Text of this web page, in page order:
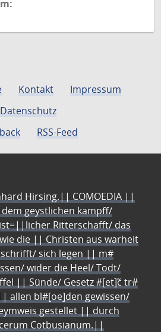
Kontakt
Impressum
Datenschutz
RSS-Feed
Hirsing.|| COMOEDIA ||
geystlichen kampff/
Ritterschafft/ das
die || Christen aus warheit
sich legen || m#
wider die Heel/ Todt/
|| Sünde/ Gesetz #[et]c̃ tr#
allen bl#[oe]den gewissen/
gestellet || durch
Cotbusianum.||